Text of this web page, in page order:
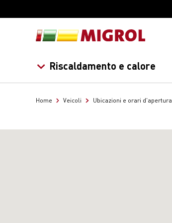
Riscaldamento e calore
Home Veicoli Ubicazioni e orari d'apertura